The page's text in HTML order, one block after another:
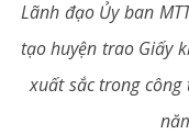
Lãnh đạo Ủy ban
tạo huyện trao Giấy
xuất sắc trong